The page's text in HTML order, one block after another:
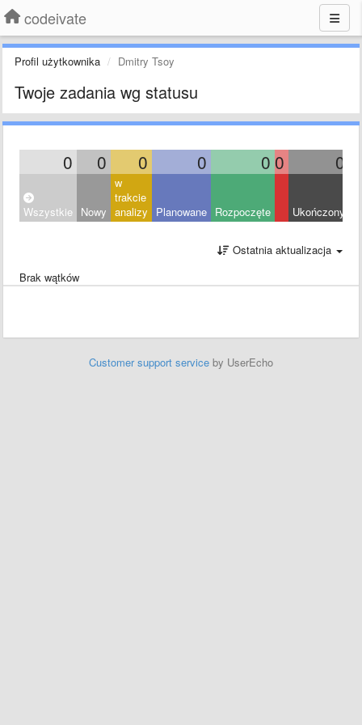
codeivate
Profil użytkownika Dmitry Tsoy
Twoje zadania wg statusu
0 0 0 0 0 0 0
Wszystkie Nowy
w
trakcie
analizy
Planowane Rozpoczęte Ukończony
Ostatnia aktualizacja
Brak wątków
Customer support service by UserEcho